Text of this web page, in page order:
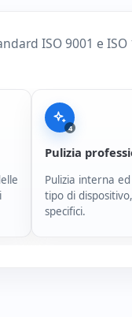
ISO 9001 e ISO
4
Pulizia
Pulizia interna
tipo di
specifici.